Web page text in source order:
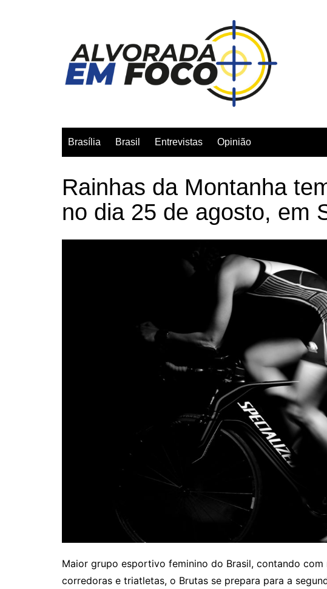
Brasília Brasil Entrevistas Opinião
Rainhas da Montanha
no dia 25 de agosto, em
Maior grupo esportivo feminino do Brasil, contando
corredoras e triatletas, o Brutas se prepara para a